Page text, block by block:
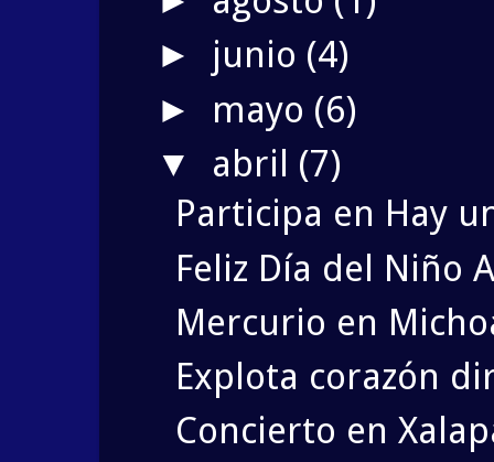
► junio (4)
► mayo (6)
▼ abril (7)
Participa en Hay
Feliz Día del Niño
Mercurio en
Explota corazón
Concierto en